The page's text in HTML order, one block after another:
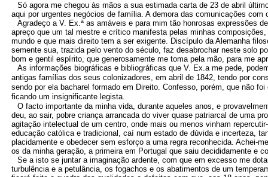
Só agora me chegou às mãos a sua estimada carta de 23 de abril
aqui por urgentes negócios de família. A demora das comunicações
Agradeço a V. Ex.ª as amáveis e para mim tão honrosas expressões
apreço que um tal mestre e crítico manifesta pelas minhas
mundo e que mais direito tem a ser exigente. Discípulo da Alemanha
semente sua, trazida pelo vento do século, faz desabrochar neste solo
bom e gentil espírito, que generosamente me toma pela mão, para me
As informações biográficas e bibliográficas que V. Ex.a me pede,
antigas famílias dos seus colonizadores, em abril de 1842, tendo por
sendo por ela bacharel formado em Direito. Confesso, porém, que não
ficando um insignificante legista.
O facto importante da minha vida, durante aqueles anos, e
deu, ao sair, pobre criança arrancada do viver quase patriarcal de uma
agitação intelectual de um centro, onde mais ou menos vinham
educação católica e tradicional, caí num estado de dúvida e incerteza,
placidamente e obedecer sem esforço a uma regra reconhecida. Achei-
os da minha geração, a primeira em Portugal que saiu decididamente e
Se a isto se juntar a imaginação ardente, com que em excesso me
turbulência e a petulância, os fogachos e os abatimentos de um